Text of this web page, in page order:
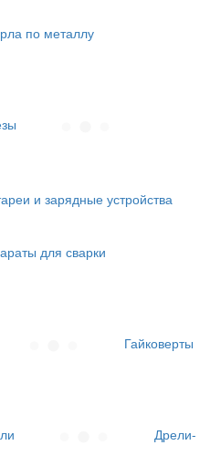
по металлу
и зарядные устройства
для сварки
Гайковерты
Дрели-